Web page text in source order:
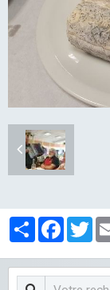
LES CLUBS
Partager